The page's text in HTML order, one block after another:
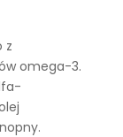
z
omega-3.